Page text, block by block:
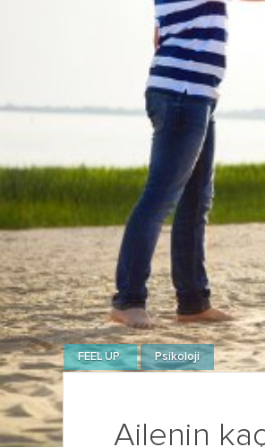
Ailenin
FEEL UP Psikoloji